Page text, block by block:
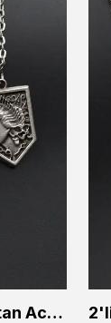
2'li Anime Attack On Titan Acrylic Maria Anime Naruto Erkek Kadın Kolye Seti